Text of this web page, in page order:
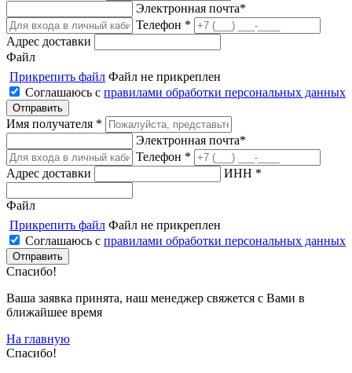
Электронная почта*
Телефон *
Адрес доставки
Файл
Прикрепить файл Файл не прикреплен
Соглашаюсь с правилами обработки персональных данных
Имя получателя *
Электронная почта*
Телефон *
Адрес доставки
ИНН *
Файл
Прикрепить файл Файл не прикреплен
Соглашаюсь с правилами обработки персональных данных
Спасибо!
Ваша заявка принята, наш менеджер свяжется с Вами в
ближайшее время
На главную
Спасибо!